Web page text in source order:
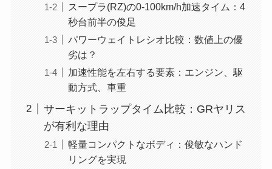
スープラ(RZ)の0-100km/h加速タイム：4
秒台前半の俊足
パワーウェイトレシオ比較：数値上の優
劣は？
加速性能を左右する要素：エンジン、駆
動方式、車重
サーキットラップタイム比較：GRヤリス
が有利な理由
軽量コンパクトなボディ：俊敏なハンド
リングを実現